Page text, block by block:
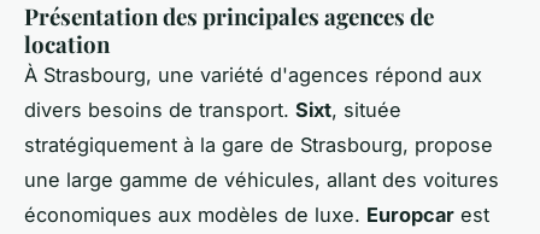
Présentation des principales agences de
location
À Strasbourg, une variété d'agences répond aux
divers besoins de transport. Sixt, située
stratégiquement à la gare de Strasbourg, propose
une large gamme de véhicules, allant des voitures
économiques aux modèles de luxe. Europcar est